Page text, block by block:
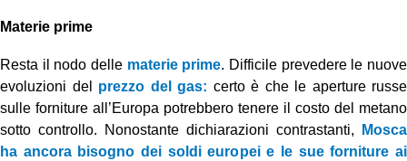
Materie prime
Resta il nodo delle materie prime. Difficile prevedere le nuove
evoluzioni del prezzo del gas: certo è che le aperture russe
sulle forniture all’Europa potrebbero tenere il costo del metano
sotto controllo. Nonostante dichiarazioni contrastanti,
Mosca
ha ancora bisogno dei soldi europei e le sue forniture ai